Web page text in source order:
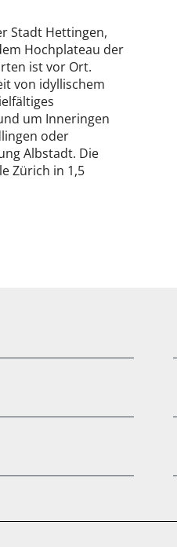
Stadt Hettingen,
Hochplateau der
ist vor Ort.
von idyllischem
um Inneringen
oder
Albstadt. Die
Zürich in 1,5